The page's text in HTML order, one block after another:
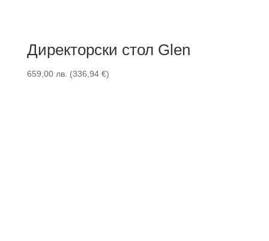
Директорски стол Glen
659,00 лв. (336,94 €)